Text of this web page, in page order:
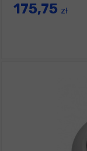
175,75 zł